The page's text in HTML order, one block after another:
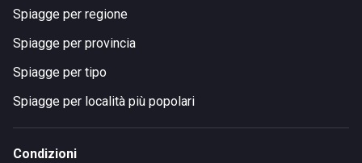
Spiagge per regione
Spiagge per provincia
Spiagge per tipo
Spiagge per località più popolari
Condizioni